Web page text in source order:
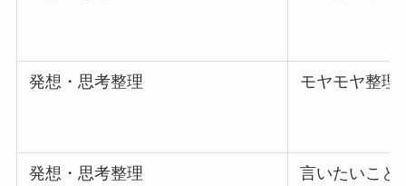
発想・思考整理 モヤモヤ整理
発想・思考整理 言いたいこと